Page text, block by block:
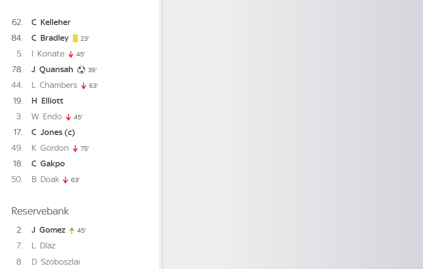
62 C Kelleher
84
C Bradley 23'
5 I Konate 45'
78 J Quansah 39'
44 L Chambers 63'
19 H Elliott
3
W Endo 45'
17 C Jones(c)
49
K Gordon 75'
18 C Gakpo
50
B Doak 63'
Reservebank
2 J Gomez 45'
7 L Díaz
8
D Szoboszlai